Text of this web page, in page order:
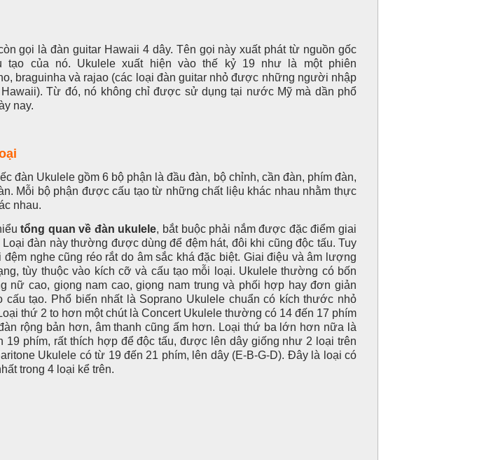
là đàn guitar Hawaii 4 dây. Tên gọi này xuất phát từ nguồn gốc
tạo của nó. Ukulele xuất hiện vào thế kỷ 19 như là một phiên
braguinha và rajao (các loại đàn guitar nhỏ được những người nhập
Từ đó, nó không chỉ được sử dụng tại nước Mỹ mà dần phổ
nay.
Ukulele gồm 6 bộ phận là đầu đàn, bộ chỉnh, cần đàn, phím đàn,
Mỗi bộ phận được cấu tạo từ những chất liệu khác nhau nhằm thực
nhau.
tổng quan về đàn ukulele, bắt buộc phải nắm được đặc điểm giai
đàn này thường được dùng để đệm hát, đôi khi cũng độc tấu. Tuy
nghe cũng réo rắt do âm sắc khá đặc biệt. Giai điệu và âm lượng
tùy thuộc vào kích cỡ và cấu tạo mỗi loại. Ukulele thường có bốn
nữ cao, giọng nam cao, giọng nam trung và phối hợp hay đơn giản
tạo. Phổ biến nhất là Soprano Ukulele chuẩn có kích thước nhỏ
thứ 2 to hơn một chút là Concert Ukulele thường có 14 đến 17 phím
rộng bản hơn, âm thanh cũng ấm hơn. Loại thứ ba lớn hơn nữa là
19 phím, rất thích hợp để độc tấu, được lên dây giống như 2 loại trên
Ukulele có từ 19 đến 21 phím, lên dây (E-B-G-D). Đây là loại có
trong 4 loại kể trên.